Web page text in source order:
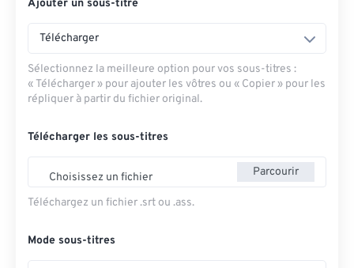
Ajouter un sous-titre
Télécharger
Sélectionnez la meilleure option pour vos sous-titres :
« Télécharger » pour ajouter les vôtres ou « Copier » pour les
répliquer à partir du fichier original.
Télécharger les sous-titres
Choisissez un fichier Parcourir
Téléchargez un fichier .srt ou .ass.
Mode sous-titres